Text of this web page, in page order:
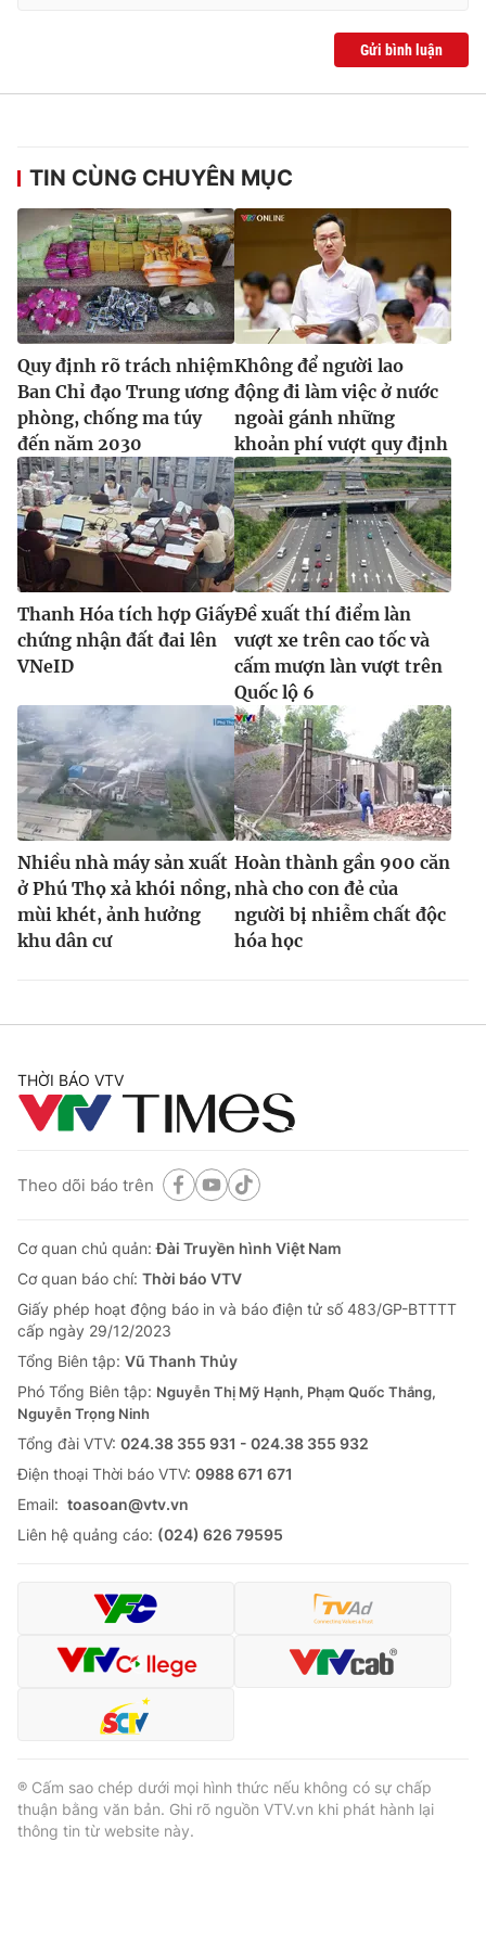
® Cấm sao chép dưới mọi hình thức nếu không có sự chấp
thuận bằng văn bản. Ghi rõ nguồn VTV.vn khi phát hành lại
thông tin từ website này.
Gửi bình luận
TIN CÙNG CHUYÊN MỤC
Quy định rõ trách nhiệm
Ban Chỉ đạo Trung ương
phòng, chống ma túy
đến năm 2030
Không để người lao
động đi làm việc ở nước
ngoài gánh những
khoản phí vượt quy định
Thanh Hóa tích hợp Giấy
chứng nhận đất đai lên
VNeID
Đề xuất thí điểm làn
vượt xe trên cao tốc và
cấm mượn làn vượt trên
Quốc lộ 6
Nhiều nhà máy sản xuất
ở Phú Thọ xả khói nồng,
mùi khét, ảnh hưởng
khu dân cư
Hoàn thành gần 900 căn
nhà cho con đẻ của
người bị nhiễm chất độc
hóa học
THỜI BÁO VTV
Theo dõi báo trên
Cơ quan chủ quản:Đài Truyền hình Việt Nam
Cơ quan báo chí: Thời báo VTV
Giấy phép hoạt động báo in và báo điện tử số 483/GP-BTTTT
cấp ngày 29/12/2023
Tổng Biên tập: Vũ Thanh Thủy
Phó Tổng Biên tập: Nguyễn Thị Mỹ Hạnh, Phạm Quốc Thắng,
Nguyễn Trọng Ninh
Tổng đài VTV: 024.38 355 931 - 024.38 355 932
Ðiện thoại Thời báo VTV: 0988 671 671
Email: toasoan@vtv.vn
Liên hệ quảng cáo: (024) 626 79595
® Cấm sao chép dưới mọi hình thức nếu không có sự chấp
thuận bằng văn bản. Ghi rõ nguồn VTV.vn khi phát hành lại
thông tin từ website này.